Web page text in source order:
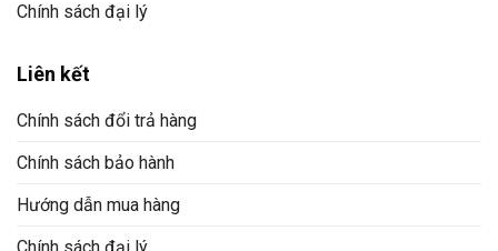
Chính sách đại lý
Liên kết
Chính sách đổi trả hàng
Chính sách bảo hành
Hướng dẫn mua hàng